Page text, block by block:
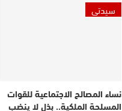
سيدتي
نساء المصالح الاجتماعية للقوات
المسلحة الملكية.. بذل لا ينضب